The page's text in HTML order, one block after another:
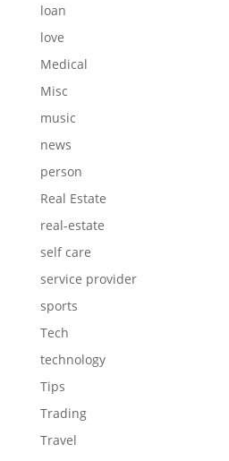
loan
love
Medical
Misc
music
news
person
Real Estate
real-estate
self care
service provider
sports
Tech
technology
Tips
Trading
Travel